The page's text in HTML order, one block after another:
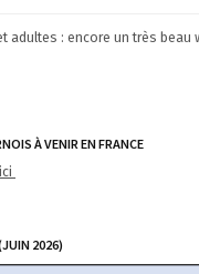
adultes : encore un très beau
À VENIR EN FRANCE
2026)